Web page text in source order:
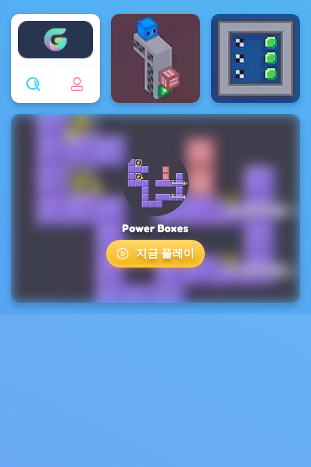
Enjoy4fun
Power Boxes
지금 플레이